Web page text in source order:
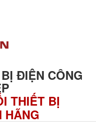
ĐIỆN CÔNG
THIẾT BỊ
HÃNG